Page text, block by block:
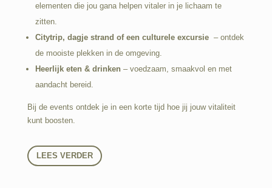
elementen die jou gana helpen vitaler in je lichaam te
zitten.
Citytrip, dagje strand of een culturele excursie – ontdek
de mooiste plekken in de omgeving.
Heerlijk eten & drinken – voedzaam, smaakvol en met
aandacht bereid.
Bij de events ontdek je in een korte tijd hoe jij jouw vitaliteit
kunt boosten.
LEES VERDER